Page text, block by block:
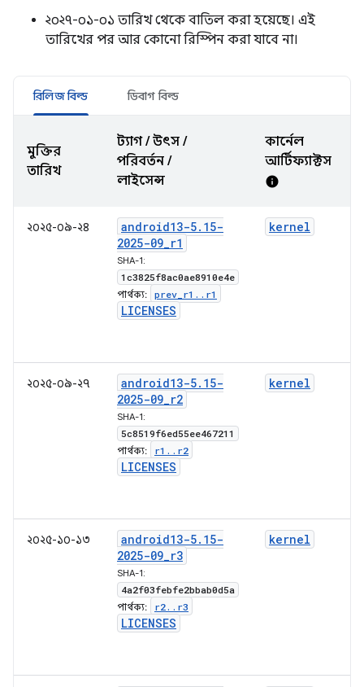
২০২৭-০১-০১ তারিখ থেকে বাতিল করা হয়েছে। এই
তারিখের পর আর কোনো রিস্পিন করা যাবে না।
রিলিজ বিল্ড ডিবাগ বিল্ড
মুক্তির
তারিখ
ট্যাগ / উৎস /
পরিবর্তন /
লাইসেন্স
কার্নেল
আর্টিফ্যাক্টস
info
২০২৫-০৯-২৪ android13-5. 15-
2025-09_r1
SHA-1:
1c3825f8ac0ae8910e4e
পার্থক্য: prev r1 . . r1
LICENSES
kernel
২০২৫-০৯-২৭ android13-5. 15-
2025-09_r2
SHA-1:
5c8519f6ed55ee467211
পার্থক্য: r1 . . r2
LICENSES
kernel
২০২৫-১০-১৩ android13-5. 15-
2025-09_r3
SHA-1:
4a2f03febfe2bbab0d5a
পার্থক্য: r2. . r3
LICENSES
kernel